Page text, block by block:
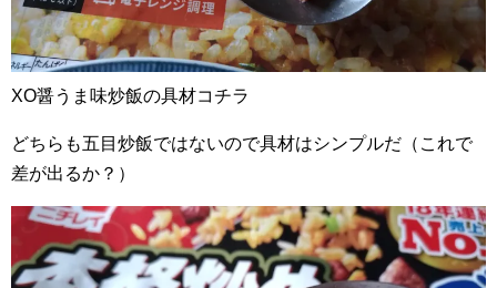
XO醤うま味炒飯の具材コチラ
どちらも五目炒飯ではないので具材はシンプルだ（これで
差が出るか？）